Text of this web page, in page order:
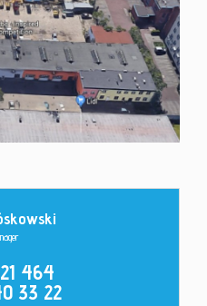
Kontakt
464
33 22